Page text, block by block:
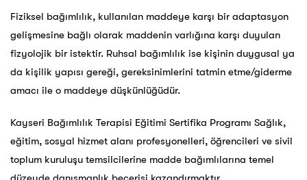
Fiziksel bağımlılık, kullanılan maddeye karşı bir adaptasyon
gelişmesine bağlı olarak maddenin varlığına karşı duyulan
fizyolojik bir istektir. Ruhsal bağımlılık ise kişinin duygusal ya
da kişilik yapısı gereği, gereksinimlerini tatmin etme/giderme
amacı ile o maddeye düşkünlüğüdür.
Kayseri Bağımlılık Terapisi Eğitimi Sertifika Programı Sağlık,
eğitim, sosyal hizmet alanı profesyonelleri, öğrencileri ve sivil
toplum kuruluşu temsilcilerine madde bağımlılarına temel